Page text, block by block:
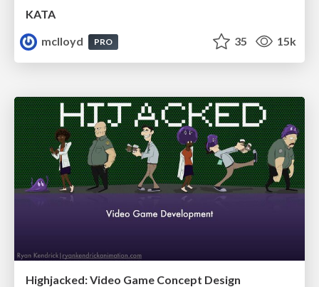
KATA
mclloyd
PRO 35 15k
Highjacked: Video Game Concept Design